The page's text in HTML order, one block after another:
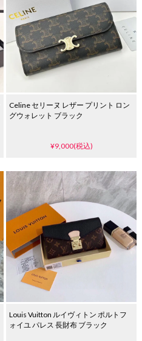
Celine セリーヌ レザー プリント ロン
グウォレット ブラック
¥9,000(税込)
Louis Vuitton ルイヴィトン ポルトフ
ォイユ パレス 長財布 ブラック